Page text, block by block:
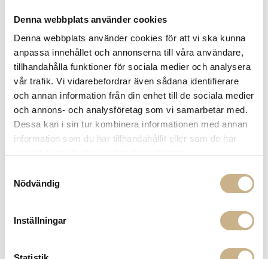
Denna webbplats använder cookies
Denna webbplats använder cookies för att vi ska kunna
anpassa innehållet och annonserna till våra användare,
tillhandahålla funktioner för sociala medier och analysera
vår trafik. Vi vidarebefordrar även sådana identifierare
och annan information från din enhet till de sociala medier
och annons- och analysföretag som vi samarbetar med.
Dessa kan i sin tur kombinera informationen med annan
information som du har tillhandahållit eller som de har
Nödvändig
Inställningar
Knoll
ARMLESS CHAIR
32.800 kr
Knoll
43.050 kr
STOL - PLATNER LOUNGE CHAIR
I lager
STOL - PLATNER EASY CHAIR